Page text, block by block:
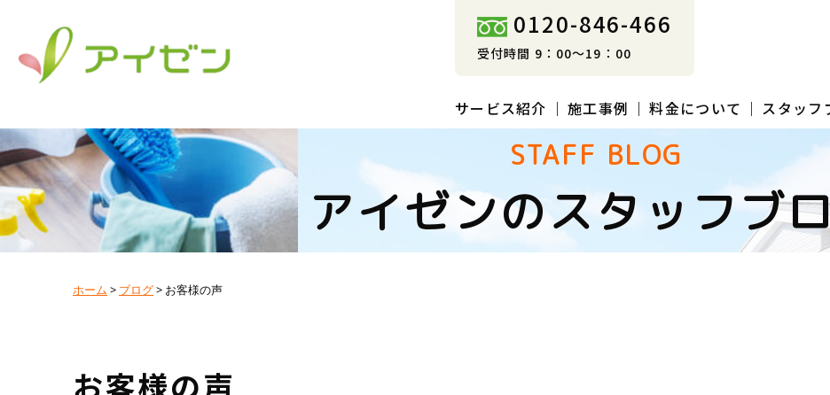
0120-846-466
受付時間 9：00～19：00
サービス紹介 施工事例 料金について スタッフ
STAFF BLOG
アイゼンのスタッフブ
ホーム > ブログ> お客様の声
お客様の声